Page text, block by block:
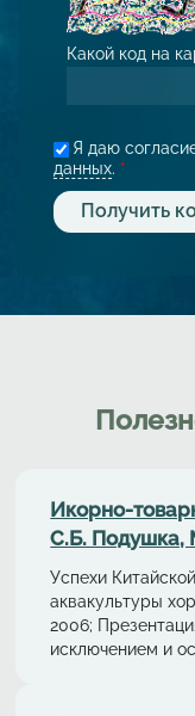
Какой код на
Я даю
данных. *
Икорно-
С.Б. Подушка,
Успехи
аквакультуры
2006;
исключением и